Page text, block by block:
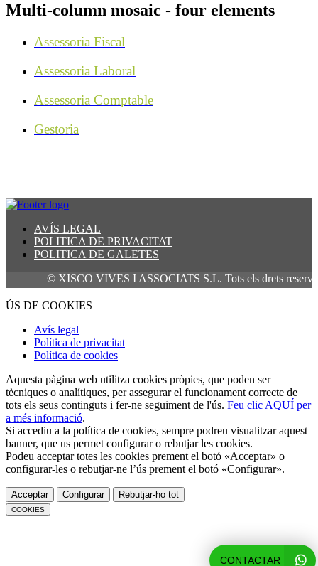
Multi-column mosaic - four elements
Assessoria Fiscal
Assessoria Laboral
Assessoria Comptable
Gestoria
AVÍS LEGAL
POLITICA DE PRIVACITAT
POLITICA DE GALETES
© XISCO VIVES I ASSOCIATS S.L. Tots els drets reservats.
ÚS DE COOKIES
Avís legal
Política de privacitat
Política de cookies
Aquesta pàgina web utilitza cookies pròpies, que poden ser
tècniques o analítiques, per assegurar el funcionament correcte de
tots els seus continguts i fer-ne seguiment de l'ús. Feu clic AQUÍ per
a més informació.
Si accediu a la política de cookies, sempre podreu visualitzar aquest
banner, que us permet configurar o rebutjar les cookies.
Podeu acceptar totes les cookies prement el botó «Acceptar» o
configurar-les o rebutjar-ne l’ús prement el botó «Configurar».
Acceptar Configurar Rebutjar-ho tot
COOKIES
CONTACTAR